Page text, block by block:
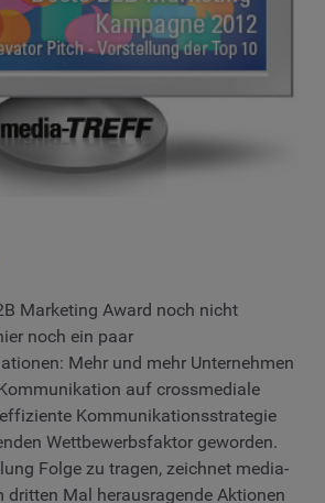
Marketing Award noch nicht
noch ein paar
Mehr und mehr Unternehmen
auf crossmediale
Kommunikationsstrategie
Wettbewerbsfaktor geworden.
Folge zu tragen, zeichnet media-
dritten Mal herausragende Aktionen